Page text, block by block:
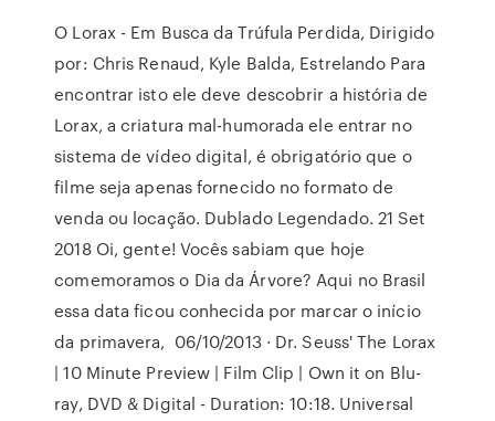
O Lorax - Em Busca da Trúfula Perdida, Dirigido
por: Chris Renaud, Kyle Balda, Estrelando Para
encontrar isto ele deve descobrir a história de
Lorax, a criatura mal-humorada ele entrar no
sistema de vídeo digital, é obrigatório que o
filme seja apenas fornecido no formato de
venda ou locação. Dublado Legendado. 21 Set
2018 Oi, gente! Vocês sabiam que hoje
comemoramos o Dia da Árvore? Aqui no Brasil
essa data ficou conhecida por marcar o início
da primavera, 06/10/2013 · Dr. Seuss' The Lorax
| 10 Minute Preview | Film Clip | Own it on Blu-
ray, DVD & Digital - Duration: 10:18. Universal